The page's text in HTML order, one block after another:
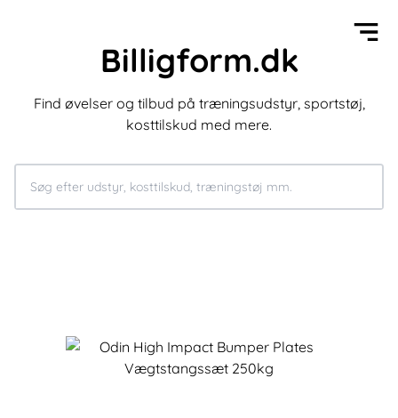
Billigform.dk
Find øvelser og tilbud på træningsudstyr, sportstøj,
kosttilskud med mere.